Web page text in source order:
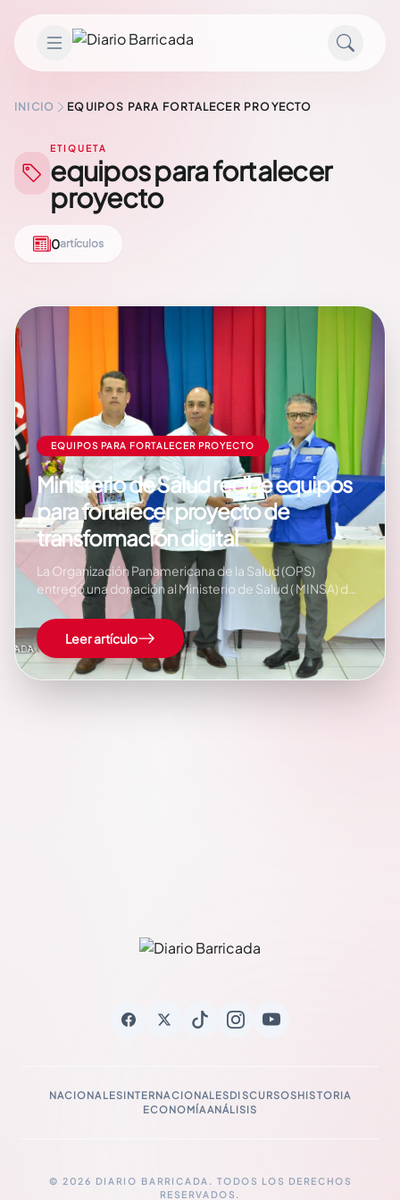
INICIO EQUIPOS PARA FORTALECER PROYECTO
ETIQUETA
equipos para fortalecer
proyecto
0artículos
EQUIPOS PARA FORTALECER PROYECTO
Ministerio de Salud recibe equipos
para fortalecer proyecto de
transformación digital
La Organización Panamericana de la Salud (OPS)
entregó una donación al Ministerio de Salud ( MINSA) de
más de 900 tablets valoradas por 10 millones de
córdobas, para fortalecer el proyecto de
transformación digital. Con estas herramientas
tecnológicas se espera aumentar la cobertura y acceso
a la…
Leer artículo
NACIONALESINTERNACIONALESDISCURSOSHISTORIA
ECONOMÍAANÁLISIS
© 2026 DIARIO BARRICADA. TODOS LOS DERECHOS
RESERVADOS.